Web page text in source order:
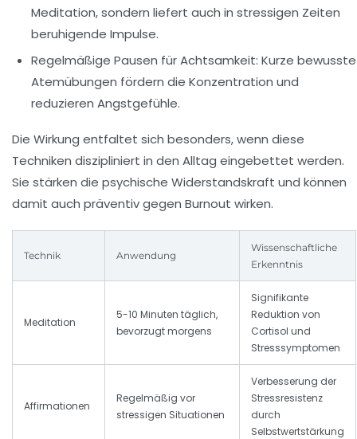
Meditation, sondern liefert auch in stressigen Zeiten
beruhigende Impulse.
Regelmäßige Pausen für Achtsamkeit: Kurze bewusste
Atemübungen fördern die Konzentration und
reduzieren Angstgefühle.
Die Wirkung entfaltet sich besonders, wenn diese
Techniken diszipliniert in den Alltag eingebettet werden.
Sie stärken die psychische Widerstandskraft und können
damit auch präventiv gegen Burnout wirken.
Technik Anwendung
Wissenschaftliche
Erkenntnis
Meditation
5-10 Minuten täglich,
bevorzugt morgens
Signifikante
Reduktion von
Cortisol und
Stresssymptomen
Affirmationen
Regelmäßig vor
stressigen Situationen
Verbesserung der
Stressresistenz
durch
Selbstwertstärkung